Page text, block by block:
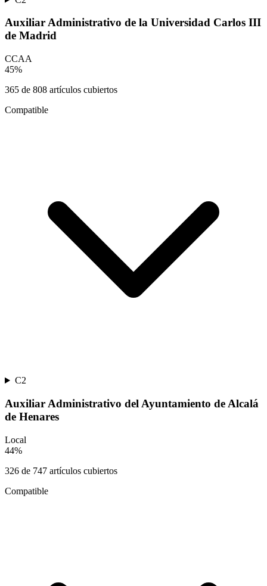
Auxiliar Administrativo de la Universidad Carlos III
de Madrid
CCAA
45%
365 de 808 artículos cubiertos
Compatible
C2
Auxiliar Administrativo del Ayuntamiento de Alcalá
de Henares
Local
44%
326 de 747 artículos cubiertos
Compatible